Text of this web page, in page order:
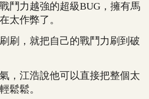
鬥力越強的超級BUG，擁有馬
太作弊了。
，就把自己的戰鬥力刷到破
江浩說他可以直接把整個太
鬆鬆。